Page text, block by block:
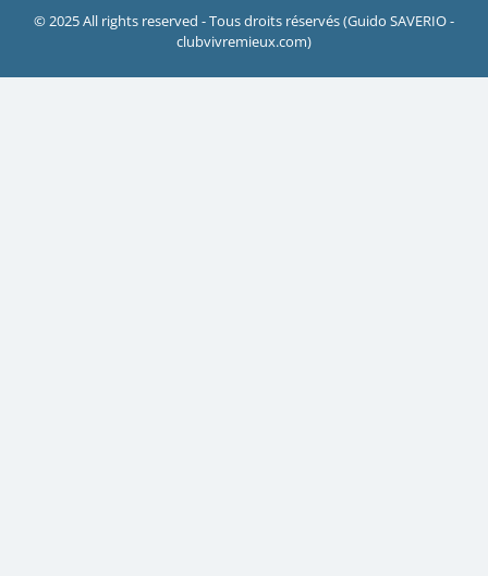
© 2025 All rights reserved - Tous droits réservés (Guido SAVERIO -
clubvivremieux.com)